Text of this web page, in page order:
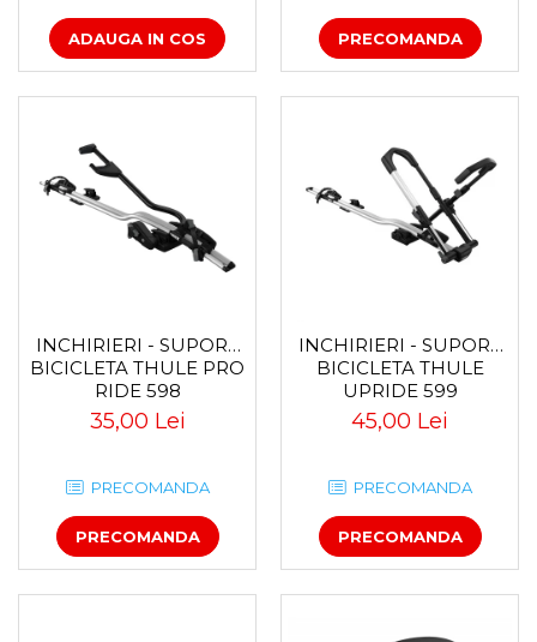
ADAUGA IN COS PRECOMANDA
INCHIRIERI - SUPORT
BICICLETA THULE PRO
RIDE 598
35,00 Lei
PRECOMANDA
PRECOMANDA
INCHIRIERI - SUPORT
BICICLETA THULE
UPRIDE 599
45,00 Lei
PRECOMANDA
PRECOMANDA